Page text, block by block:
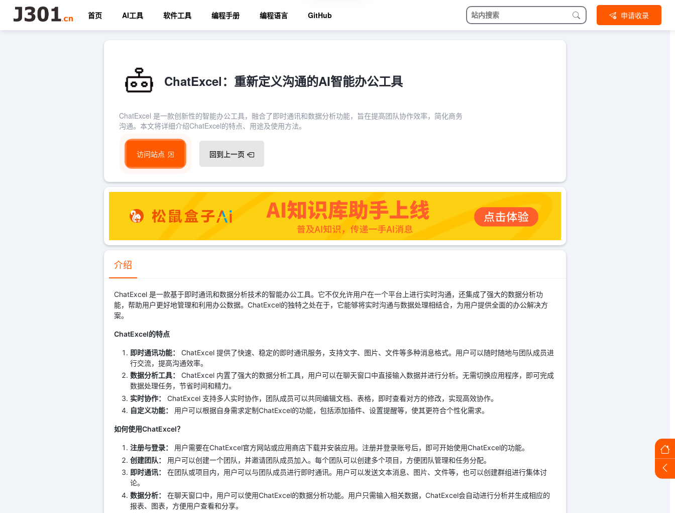
首页 AI工具 软件工具 编程手册 编程语言 GitHub 申请收录
ChatExcel：重新定义沟通的AI智能办公工具
ChatExcel 是一款创新性的智能办公工具，融合了即时通讯和数据分析功能，旨在提高团队协作效率，简化商务
沟通。本文将详细介绍ChatExcel的特点、用途及使用方法。
访问站点 回到上一页
介绍
ChatExcel 是一款基于即时通讯和数据分析技术的智能办公工具。它不仅允许用户在一个平台上进行实时沟通，还集成了强大的数据分析功
能，帮助用户更好地管理和利用办公数据。ChatExcel的独特之处在于，它能够将实时沟通与数据处理相结合，为用户提供全面的办公解决方
案。
ChatExcel的特点
即时通讯功能：
ChatExcel 提供了快速、稳定的即时通讯服务，支持文字、图片、文件等多种消息格式。用户可以随时随地与团队成员进
行交流，提高沟通效率。
数据分析工具：
ChatExcel 内置了强大的数据分析工具，用户可以在聊天窗口中直接输入数据并进行分析。无需切换应用程序，即可完成
数据处理任务，节省时间和精力。
实时协作：
ChatExcel 支持多人实时协作，团队成员可以共同编辑文档、表格，即时查看对方的修改，实现高效协作。
自定义功能：
用户可以根据自身需求定制ChatExcel的功能，包括添加插件、设置提醒等，使其更符合个性化需求。
如何使用ChatExcel？
注册与登录：
用户需要在ChatExcel官方网站或应用商店下载并安装应用。注册并登录账号后，即可开始使用ChatExcel的功能。
创建团队：
用户可以创建一个团队，并邀请团队成员加入。每个团队可以创建多个项目，方便团队管理和任务分配。
即时通讯：
在团队或项目内，用户可以与团队成员进行即时通讯。用户可以发送文本消息、图片、文件等，也可以创建群组进行集体讨
论。
数据分析：
在聊天窗口中，用户可以使用ChatExcel的数据分析功能。用户只需输入相关数据，ChatExcel会自动进行分析并生成相应的
报表、图表，方便用户查看和分享。